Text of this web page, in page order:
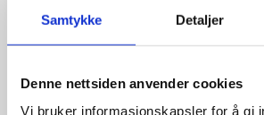
Samtykke Detaljer
Denne nettsiden anvender cookies
Vi bruker informasjonskapsler for å gi